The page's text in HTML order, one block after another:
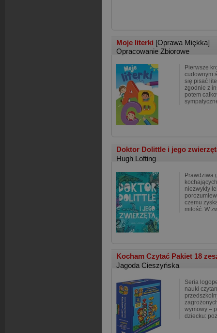
Moje literki [Oprawa Miękka]
Opracowanie Zbiorowe
Pierwsze
cudownym
się pisać
zgodnie z
potem
Doktor Dolittle i jego
Hugh Lofting
Prawdziwa
niezwykły
czemu
miłość. W
Kocham Czytać Pakiet 18
Jagoda Cieszyńska
Seria
nauki
wymowy –
dziecku: